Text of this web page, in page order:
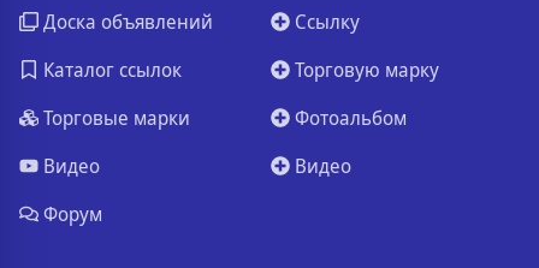
Доска объявлений
Каталог ссылок
Торговые марки
Видео
Форум
Ссылку
Торговую марку
Фотоальбом
Видео